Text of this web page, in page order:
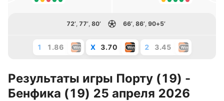
72’, 77’, 80’ 66’, 86’, 90+5’
1 1.86 X 3.70 2 3.45
Результаты игры Порту (19) -
Бенфика (19) 25 апреля 2026